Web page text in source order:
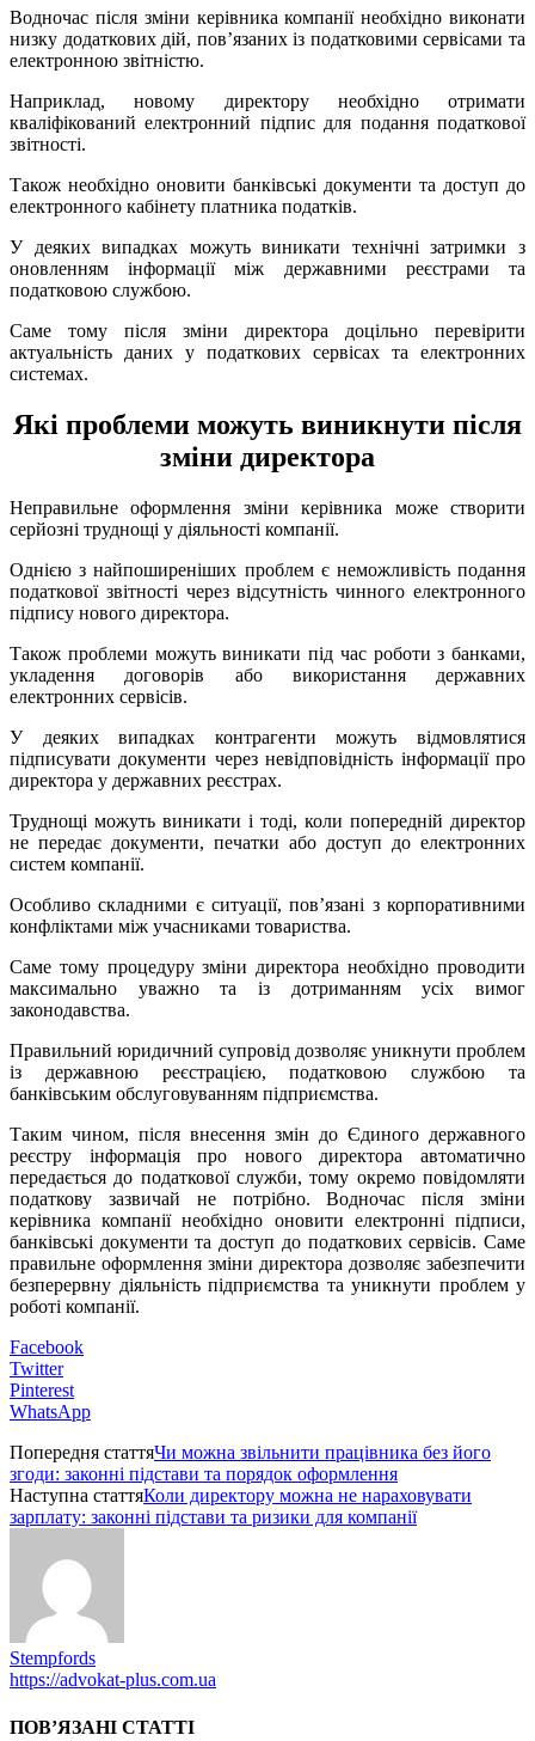
Водночас після зміни керівника компанії необхідно виконати
низку додаткових дій, пов’язаних із податковими сервісами та
електронною звітністю.
Наприклад, новому директору необхідно отримати
кваліфікований електронний підпис для подання податкової
звітності.
Також необхідно оновити банківські документи та доступ до
електронного кабінету платника податків.
У деяких випадках можуть виникати технічні затримки з
оновленням інформації між державними реєстрами та
податковою службою.
Саме тому після зміни директора доцільно перевірити
актуальність даних у податкових сервісах та електронних
системах.
Які проблеми можуть виникнути після
зміни директора
Неправильне оформлення зміни керівника може створити
серйозні труднощі у діяльності компанії.
Однією з найпоширеніших проблем є неможливість подання
податкової звітності через відсутність чинного електронного
підпису нового директора.
Також проблеми можуть виникати під час роботи з банками,
укладення договорів або використання державних
електронних сервісів.
У деяких випадках контрагенти можуть відмовлятися
підписувати документи через невідповідність інформації про
директора у державних реєстрах.
Труднощі можуть виникати і тоді, коли попередній директор
не передає документи, печатки або доступ до електронних
систем компанії.
Особливо складними є ситуації, пов’язані з корпоративними
конфліктами між учасниками товариства.
Саме тому процедуру зміни директора необхідно проводити
максимально уважно та із дотриманням усіх вимог
законодавства.
Правильний юридичний супровід дозволяє уникнути проблем
із державною реєстрацією, податковою службою та
банківським обслуговуванням підприємства.
Таким чином, після внесення змін до Єдиного державного
реєстру інформація про нового директора автоматично
передається до податкової служби, тому окремо повідомляти
податкову зазвичай не потрібно. Водночас після зміни
керівника компанії необхідно оновити електронні підписи,
банківські документи та доступ до податкових сервісів. Саме
правильне оформлення зміни директора дозволяє забезпечити
безперервну діяльність підприємства та уникнути проблем у
роботі компанії.
Facebook
Twitter
Pinterest
WhatsApp
Попередня статтяЧи можна звільнити працівника без його
згоди: законні підстави та порядок оформлення
Наступна статтяКоли директору можна не нараховувати
зарплату: законні підстави та ризики для компанії
Stempfords
https://advokat-plus.com.ua
ПОВ’ЯЗАНІ СТАТТІ